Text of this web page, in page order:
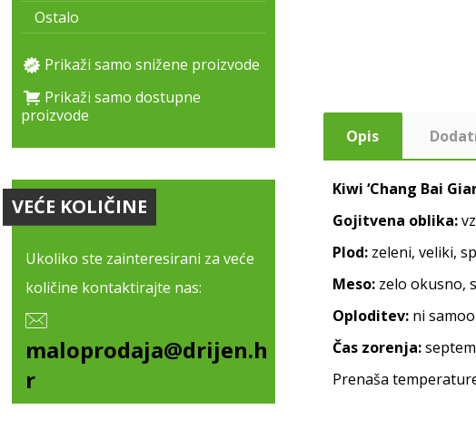
Opis
Kiwi ‘Chang Bai
Gojitvena oblika:
Plod:zeleni, veliki,
Meso:zelo okusno,
Oploditev:ni
Čas zorenja:
Prenaša
Ostalo
Prikaži samo snižene proizvode
Prikaži samo dostupne
proizvode
VEĆE KOLIČINE
Ukoliko ste zainteresirani za veće
količine kontaktirajte nas:
maloprodaja@drijen.h
r